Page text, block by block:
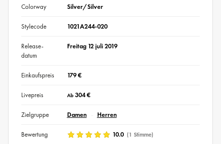
Colorway Silver/Silver
Stylecode 1021A244-020
Release-
datum
Freitag 12 juli 2019
Einkaufspreis 179 €
Livepreis Ab304 €
Zielgruppe Damen Herren
Bewertung 10.0 (1 Stimme)